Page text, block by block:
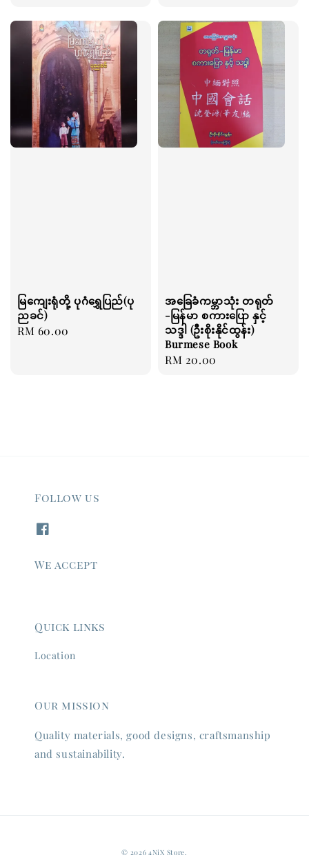
မြကျေးရုံတို့ ပုဂံရွှေပြည်(ပု
ညခင်)
Regular
RM 60.00
အခြေခံကမ္ဘာသုံး တရုတ်
-မြန်မာ စကားပြော နှင့်
သဒ္ဒါ (ဦးစိုးနိုင်ထွန်း)
Burmese Book
Regular
RM 20.00
Follow us
We accept
Quick links
Location
Our mission
Quality materials, good designs, craftsmanship
and sustainability.
© 2026 4NiX Store.